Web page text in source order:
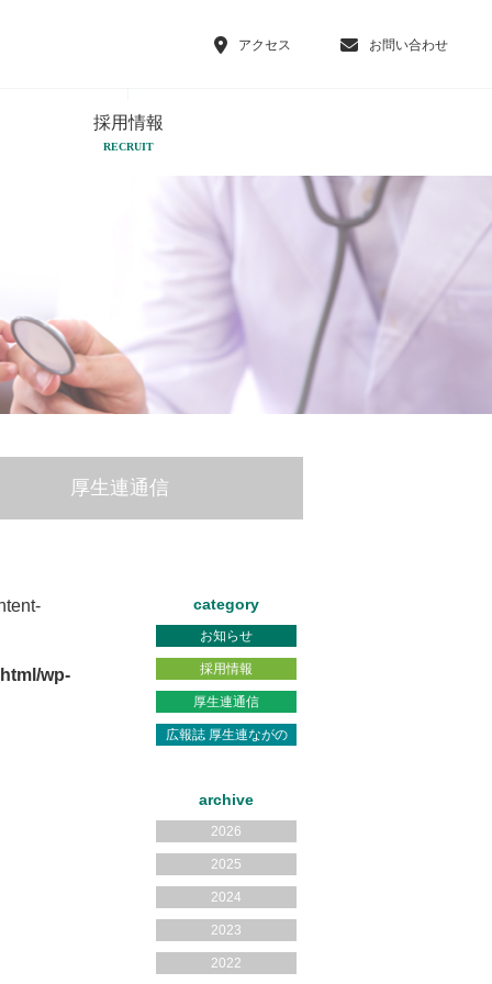
アクセス お問い合わせ
採用情報
RECRUIT
厚生連通信
wp-
category
お知らせ
採用情報
厚生連通信
広報誌 厚生連ながの
archive
2026
2025
2024
2023
2022